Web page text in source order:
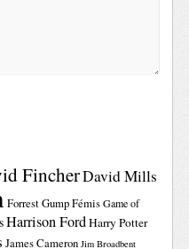
FincherDavid Mills
Forrest GumpFémis Game of
Harrison FordHarry Potter
James Cameron Jim Broadbent